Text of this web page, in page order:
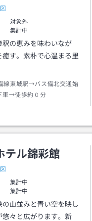
対象外
集計中
釈の恵みを味わいなが
癒す。素朴で心温まる里
線東城駅→バス備北交通始
車→徒歩約０分
テル錦彩館
集計中
集計中
山並みと青い空を映し
悠々と広がります。新